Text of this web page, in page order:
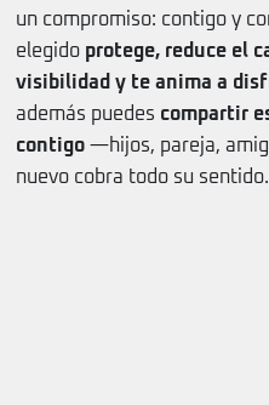
un compromiso: contigo y
elegido protege, reduce el
visibilidad y te anima a
además puedes compartir
contigo —hijos, pareja,
nuevo cobra todo su sentido.